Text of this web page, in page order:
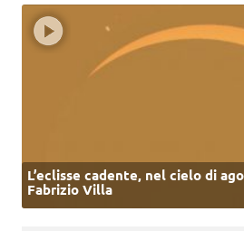
L’eclisse cadente, nel cielo di
Fabrizio Villa